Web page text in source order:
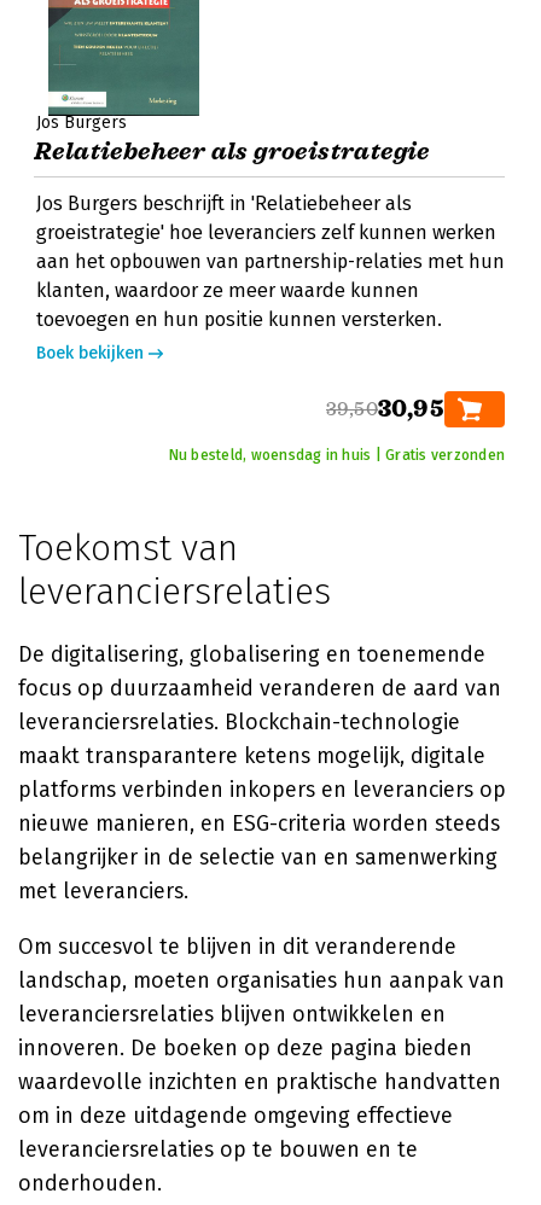
Jos Burgers
Relatiebeheer als groeistrategie
Jos Burgers beschrijft in 'Relatiebeheer als
groeistrategie' hoe leveranciers zelf kunnen werken
aan het opbouwen van partnership-relaties met hun
klanten, waardoor ze meer waarde kunnen
toevoegen en hun positie kunnen versterken.
Boek bekijken
39,5030,95
Nu besteld, woensdag in huis | Gratis verzonden
Toekomst van
leveranciersrelaties
De digitalisering, globalisering en toenemende
focus op duurzaamheid veranderen de aard van
leveranciersrelaties. Blockchain-technologie
maakt transparantere ketens mogelijk, digitale
platforms verbinden inkopers en leveranciers op
nieuwe manieren, en ESG-criteria worden steeds
belangrijker in de selectie van en samenwerking
met leveranciers.
Om succesvol te blijven in dit veranderende
landschap, moeten organisaties hun aanpak van
leveranciersrelaties blijven ontwikkelen en
innoveren. De boeken op deze pagina bieden
waardevolle inzichten en praktische handvatten
om in deze uitdagende omgeving effectieve
leveranciersrelaties op te bouwen en te
onderhouden.